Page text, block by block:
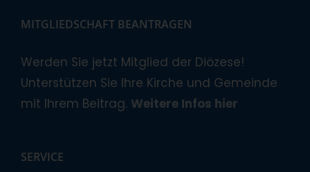
MITGLIEDSCHAFT BEANTRAGEN
Werden Sie jetzt Mitglied der Diözese!
Unterstützen Sie Ihre Kirche und Gemeinde
mit Ihrem Beitrag. Weitere Infos hier
SERVICE